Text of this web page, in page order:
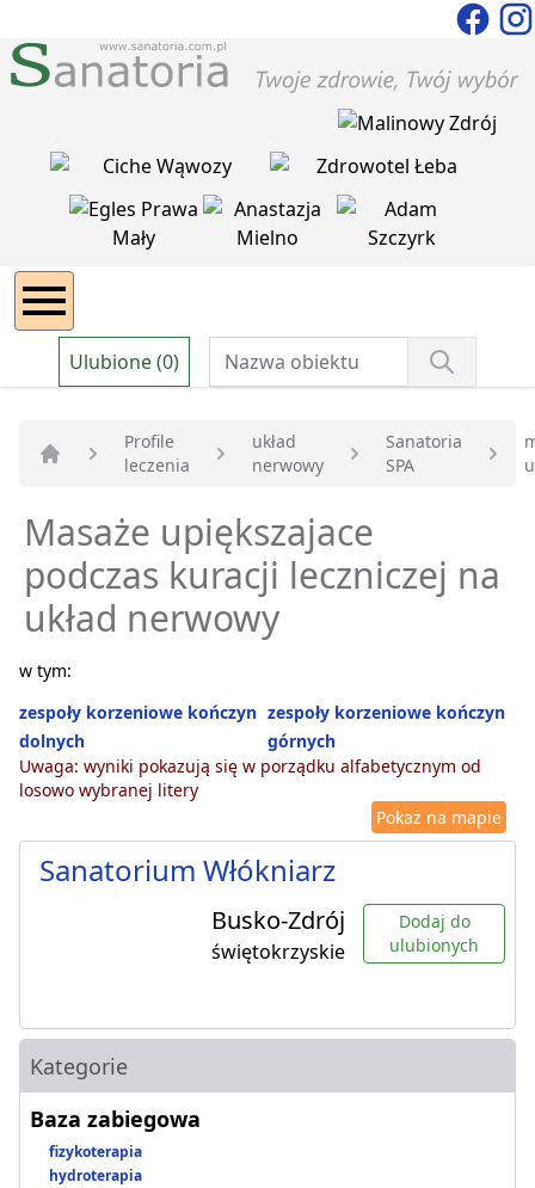
Ulubione (0)
Strona główna
Profile
leczenia
układ
nerwowy
Sanatoria
SPA
Masaże upiększajace
podczas kuracji leczniczej na
układ nerwowy
w tym:
zespoły korzeniowe kończyn
dolnych
zespoły korzeniowe kończyn
górnych
Uwaga: wyniki pokazują się w porządku alfabetycznym od
losowo wybranej litery
Pokaż na mapie
Sanatorium Włókniarz
Busko-Zdrój
świętokrzyskie
Dodaj do
ulubionych
Kategorie
Baza zabiegowa
fizykoterapia
hydroterapia